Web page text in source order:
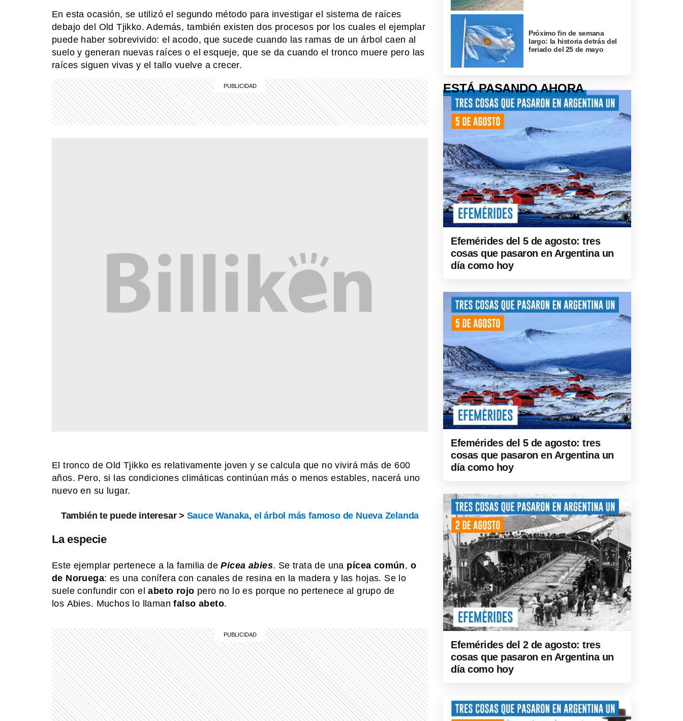
En esta ocasión, se utilizó el segundo método para investigar el sistema de raíces
debajo del Old Tjikko. Además, también existen dos procesos por los cuales el ejemplar
puede haber sobrevivido: el acodo, que sucede cuando las ramas de un árbol caen al
suelo y generan nuevas raíces o el esqueje, que se da cuando el tronco muere pero las
raíces siguen vivas y el tallo vuelve a crecer.
El tronco de Old Tjikko es relativamente joven y se calcula que no vivirá más de 600
años. Pero, si las condiciones climáticas continúan más o menos estables, nacerá uno
nuevo en su lugar.
También te puede interesar > Sauce Wanaka, el árbol más famoso de Nueva Zelanda
La especie
Este ejemplar pertenece a la familia dePicea abies. Se trata de una pícea común, o
de Noruega: es una conífera con canales de resina en la madera y las hojas. Se lo
suele confundir con elabeto rojo pero no lo es porque no pertenece al grupo de
los Abies. Muchos lo llamanfalso abeto.
Próximo fin de semana
largo: la historia detrás del
feriado del 25 de mayo
ESTÁ PASANDO AHORA
Efemérides del 5 de agosto: tres
cosas que pasaron en Argentina un
día como hoy
Efemérides del 5 de agosto: tres
cosas que pasaron en Argentina un
día como hoy
Efemérides del 2 de agosto: tres
cosas que pasaron en Argentina un
día como hoy